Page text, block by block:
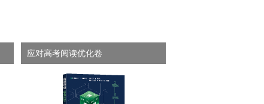
应对高考阅读优化卷